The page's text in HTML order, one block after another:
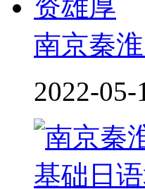
南京秦
2022-05-